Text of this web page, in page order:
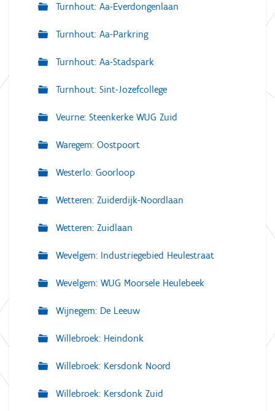
Turnhout: Aa-Everdongenlaan
Turnhout: Aa-Parkring
Turnhout: Aa-Stadspark
Turnhout: Sint-Jozefcollege
Veurne: Steenkerke WUG Zuid
Waregem: Oostpoort
Westerlo: Goorloop
Wetteren: Zuiderdijk-Noordlaan
Wetteren: Zuidlaan
Wevelgem: Industriegebied Heulestraat
Wevelgem: WUG Moorsele Heulebeek
Wijnegem: De Leeuw
Willebroek: Heindonk
Willebroek: Kersdonk Noord
Willebroek: Kersdonk Zuid